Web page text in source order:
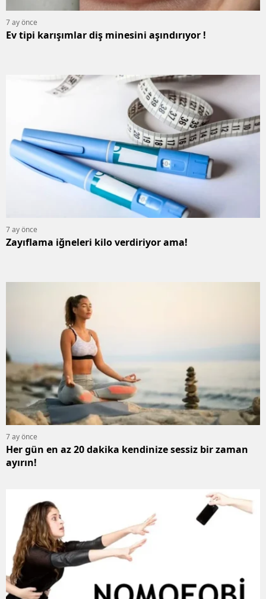
7 ay önce
Ev tipi karışımlar diş minesini aşındırıyor !
7 ay önce
Zayıflama iğneleri kilo verdiriyor ama!
7 ay önce
Her gün en az 20 dakika kendinize sessiz bir zaman
ayırın!